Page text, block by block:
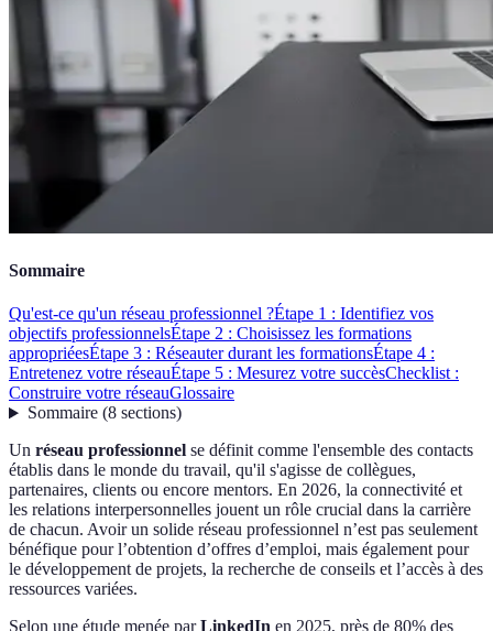
Sommaire
Qu'est-ce qu'un réseau professionnel ?Étape 1 : Identifiez vos
objectifs professionnelsÉtape 2 : Choisissez les formations
appropriéesÉtape 3 : Réseauter durant les formationsÉtape 4 :
Entretenez votre réseauÉtape 5 : Mesurez votre succèsChecklist :
Construire votre réseauGlossaire
Sommaire(8 sections)
Un réseau professionnel se définit comme l'ensemble des contacts
établis dans le monde du travail, qu'il s'agisse de collègues,
partenaires, clients ou encore mentors. En 2026, la connectivité et
les relations interpersonnelles jouent un rôle crucial dans la carrière
de chacun. Avoir un solide réseau professionnel n’est pas seulement
bénéfique pour l’obtention d’offres d’emploi, mais également pour
le développement de projets, la recherche de conseils et l’accès à des
ressources variées.
Selon une étude menée parLinkedIn en 2025, près de 80% des